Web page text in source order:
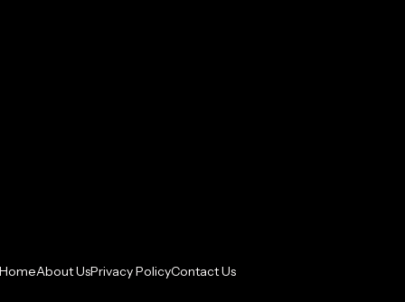
HomeAbout UsPrivacy PolicyContact Us